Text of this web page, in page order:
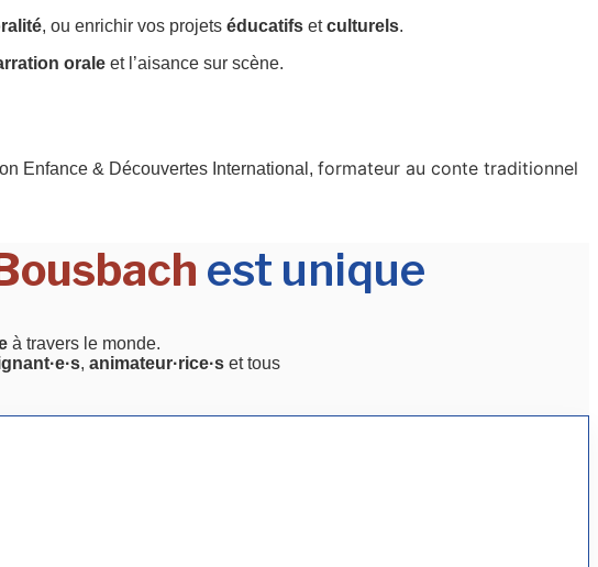
, ou enrichir vos projets éducatifs etculturels.
orale et l’aisance sur scène.
Enfance & Découvertes International, formateur au conte traditionnel
est unique
à travers le monde.
, animateur·rice·s et tous